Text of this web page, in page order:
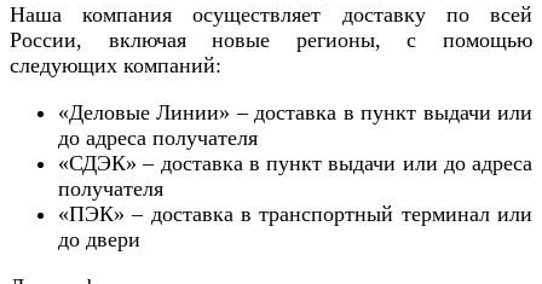
Наша компания осуществляет доставку по всей
России, включая новые регионы, с помощью
следующих компаний:
«Деловые Линии» – доставка в пункт выдачи или
до адреса получателя
«СДЭК» – доставка в пункт выдачи или до адреса
получателя
«ПЭК» – доставка в транспортный терминал или
до двери